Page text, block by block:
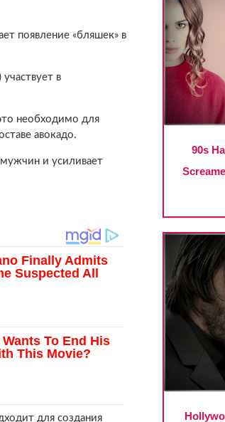
появление «бляшек» в
в
необходимо для
авокадо.
и усиливает
для создания